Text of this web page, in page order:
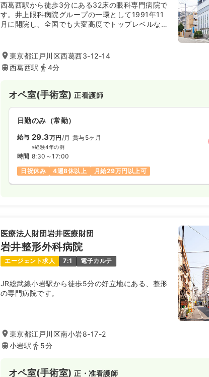
西葛西駅から徒歩3分にある32床の眼科専門病院で
す。井上眼科病院グループの一環として1991年11
月に開院し、全国でも大変高度でトップレベルな眼
東京都江戸川区西葛西3-12-14
西葛西駅
4分
オペ室(手術室)正看護師
日勤のみ（常勤）
給与 29.3万円 /月 賞与5ヶ月
※経験4年の例
時間 8:30～17:00
日祝休み
4週8休以上 月給29万円以上可
医療法人財団岩井医療財団
岩井整形外科病院
エージェント求人 7:1 電子カルテ
JR総武線小岩駅から徒歩5分の好立地にある、整形
の専門病院です。
東京都江戸川区南小岩8-17-2
小岩駅
5分
オペ室(手術室)正・准看護師